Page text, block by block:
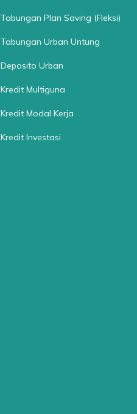
Tabungan Plan Saving (Fleksi)
Tabungan Urban Untung
Deposito Urban
Kredit Multiguna
Kredit Modal Kerja
Kredit Investasi